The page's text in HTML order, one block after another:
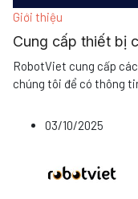
Giới thiệu
Cung cấp thiết bị
RobotViet cung cấp
chúng tôi để có thông
03/10/2025